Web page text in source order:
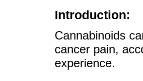
Introduction:
Cannabinoids
cancer pain,
experience.